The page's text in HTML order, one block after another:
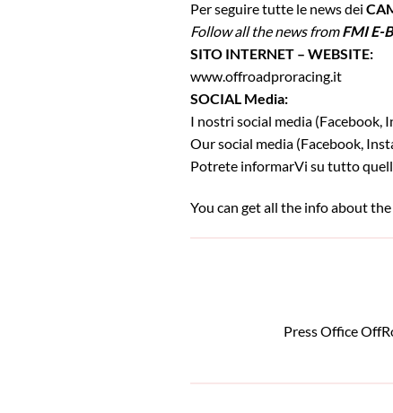
Per seguire tutte le news dei
Follow all the news fromFMI E-
SITO INTERNET – WEBSITE:
www.offroadproracing.it
SOCIAL Media:
I nostri social media (Facebook,
Our social media (Facebook,
Potrete informarVi su tutto
You can get all the info about
Press Office